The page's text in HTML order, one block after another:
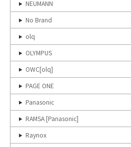
NEUMANN
No Brand
olq
OLYMPUS
OWC[olq]
PAGE ONE
Panasonic
RAMSA [Panasonic]
Raynox